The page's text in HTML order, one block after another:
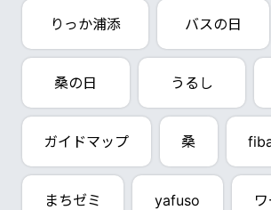
りっか浦添 バスの日
桑の日 うるし
ガイドマップ 桑
まちゼミ yafuso